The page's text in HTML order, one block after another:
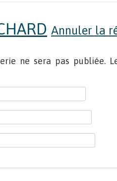
Annuler la
ne sera pas publiée.